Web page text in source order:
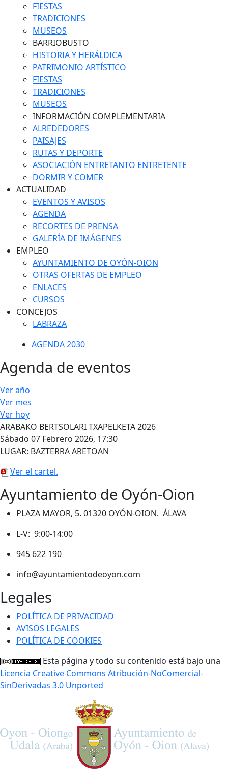
FIESTAS
TRADICIONES
MUSEOS
BARRIOBUSTO
HISTORIA Y HERÁLDICA
PATRIMONIO ARTÍSTICO
FIESTAS
TRADICIONES
MUSEOS
INFORMACIÓN COMPLEMENTARIA
ALREDEDORES
PAISAJES
RUTAS Y DEPORTE
ASOCIACIÓN ENTRETANTO ENTRETENTE
DORMIR Y COMER
ACTUALIDAD
EVENTOS Y AVISOS
AGENDA
RECORTES DE PRENSA
GALERÍA DE IMÁGENES
EMPLEO
AYUNTAMIENTO DE OYÓN-OION
OTRAS OFERTAS DE EMPLEO
ENLACES
CURSOS
CONCEJOS
LABRAZA
AGENDA 2030
Agenda de eventos
Ver año
Ver mes
Ver hoy
ARABAKO BERTSOLARI TXAPELKETA 2026
Sábado 07 Febrero 2026, 17:30
LUGAR: BAZTERRA ARETOAN
Ver el cartel.
Ayuntamiento de Oyón-Oion
PLAZA MAYOR, 5. 01320 OYÓN-OION. ÁLAVA
L-V: 9:00-14:00
945 622 190
info@ayuntamientodeoyon.com
Legales
POLÍTICA DE PRIVACIDAD
AVISOS LEGALES
POLÍTICA DE COOKIES
Esta página y todo su contenido está bajo una
Licencia Creative Commons Atribución-NoComercial-
SinDerivadas 3.0 Unported